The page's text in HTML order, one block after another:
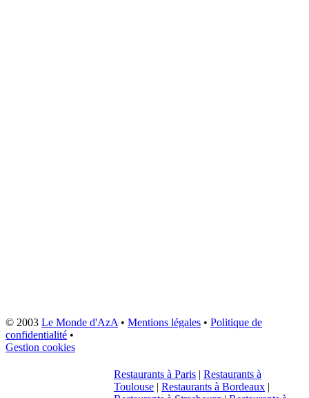
© 2003 Le Monde d'AzA• Mentions légales • Politique de
confidentialité •
Gestion cookies
Restaurants à Paris | Restaurants à
Toulouse | Restaurants à Bordeaux |